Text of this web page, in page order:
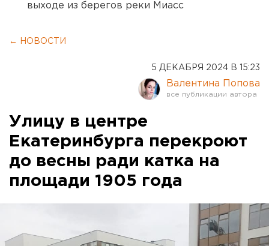
выходе из берегов реки Миасс
← НОВОСТИ
5 ДЕКАБРЯ 2024 В 15:23
Валентина Попова
Улицу в центре
Екатеринбурга перекроют
до весны ради катка на
площади 1905 года